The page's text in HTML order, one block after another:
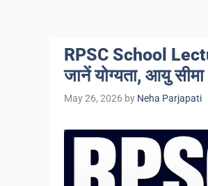
RPSC School
जानें योग्यता, आयु
May 26, 2026 by Neha Parjapati